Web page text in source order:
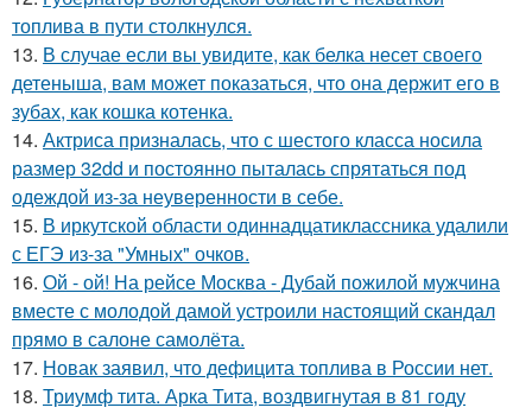
топлива в пути столкнулся.
13. В случае если вы увидите, как белка несет своего
детеныша, вам может показаться, что она держит его в
зубах, как кошка котенка.
14. Актриса призналась, что с шестого класса носила
размер 32dd и постоянно пыталась спрятаться под
одеждой из-за неуверенности в себе.
15. В иркутской области одиннадцатиклассника удалили
с ЕГЭ из-за "Умных" очков.
16. Ой - ой! На рейсе Москва - Дубай пожилой мужчина
вместе с молодой дамой устроили настоящий скандал
прямо в салоне самолёта.
17. Новак заявил, что дефицита топлива в России нет.
18. Триумф тита. Арка Тита, воздвигнутая в 81 году